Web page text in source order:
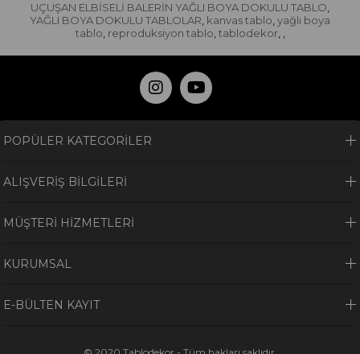
UÇUŞAN ELBİSELİ BALERİN YAĞLI BOYA DOKULU TABLO,
YAĞLI BOYA DOKULU TABLOLAR, kanvas tablo, yağlı boya
tablo, reproduksiyon tablo, tablodekor, ,
POPÜLER KATEGORİLER
ALIŞVERİŞ BİLGİLERİ
MÜŞTERİ HİZMETLERİ
KURUMSAL
E-BÜLTEN KAYIT